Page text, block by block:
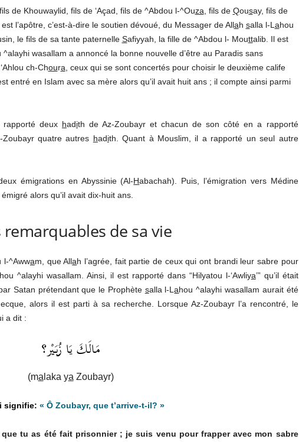
de Khouwaylid, fils de ‘Açad, fils de ^Abdou l-^Ouza , fils de Qousay, fils de
est l’apôtre, c’est-à-dire le soutien dévoué, du Messager de Allah salla l-L ahou
le fils de sa tante paternelle Safiyyah, la fille de ^Abdou l- Mouttalib. Il est
^alayhi wasallam a annoncé la bonne nouvelle d’être au Paradis sans
ch-Choura , ceux qui se sont concertés pour choisir le deuxième calife
entré en Islam avec sa mère alors qu’il avait huit ans ; il compte ainsi parmi
deux hadith de Az-Zoubayr et chacun de son côté en a rapporté
quatre autres hadith. Quant à Mouslim, il a rapporté un seul autre
émigrations en Abyssinie (Al-Habachah). Puis, l’émigration vers Médine
alors qu’il avait dix-huit ans.
de sa vie
l-^Awwam, que Allah l’agrée, fait partie de ceux qui ont brandi leur sabre pour
hou ^alayhi wasallam. Ainsi, il est rapporté dans “Hilyatou l-‘Awliya’” qu’il était
Satan prétendant que le Prophète salla l-Lahou ^alayhi wasallam aurait été
alors il est parti à sa recherche. Lorsque Az-Zoubayr l’a rencontré, le
a dit :
مَالَكَ يَا زُبَيْر؟
(ma laka ya Zoubayr)
« Ô Zoubayr, que t’arrive-t-il? »
que tu as été fait prisonnier ; je suis venu pour frapper avec mon sabre